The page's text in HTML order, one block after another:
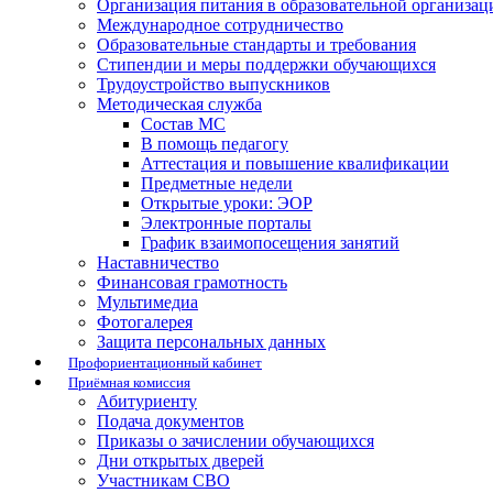
Организация питания в образовательной
Международное сотрудничество
Образовательные стандарты и требования
Стипендии и меры поддержки обучающихся
Трудоустройство выпускников
Методическая служба
Состав МС
В помощь педагогу
Аттестация и повышение квалификации
Предметные недели
Открытые уроки: ЭОР
Электронные порталы
График взаимопосещения занятий
Наставничество
Финансовая грамотность
Мультимедиа
Фотогалерея
Защита персональных данных
Профориентационный кабинет
Приёмная комиссия
Абитуриенту
Подача документов
Приказы о зачислении обучающихся
Дни открытых дверей
Участникам СВО